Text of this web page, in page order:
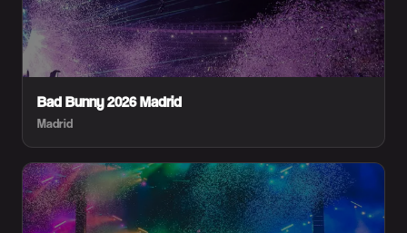
Bad Bunny 2026 Madrid
Madrid